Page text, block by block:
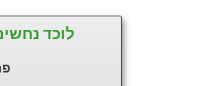
לוכד